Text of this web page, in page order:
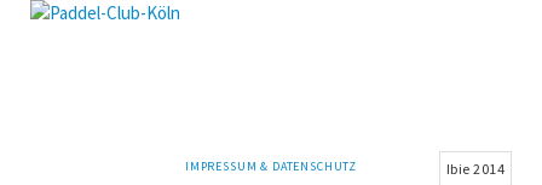
NAVIGATION
IMPRESSUM & DATENSCHUTZ Ibie 2014